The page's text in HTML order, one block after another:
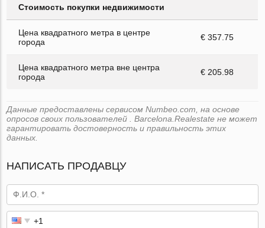
Стоимость покупки недвижимости
Цена квадратного метра в центре
города
€ 357.75
Цена квадратного метра вне центра
города
€ 205.98
Данные предоставлены сервисом Numbeo.com, на основе
опросов своих пользователей . Barcelona.Realestate не может
гарантировать достоверность и правильность этих
данных.
НАПИСАТЬ ПРОДАВЦУ